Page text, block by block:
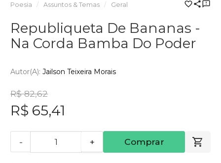
Poesia Assuntos & Temas Geral
Republiqueta De Bananas -
Na Corda Bamba Do Poder
Autor(a): Jailson Teixeira Morais
R$ 82,62
R$ 65,41
- + Comprar